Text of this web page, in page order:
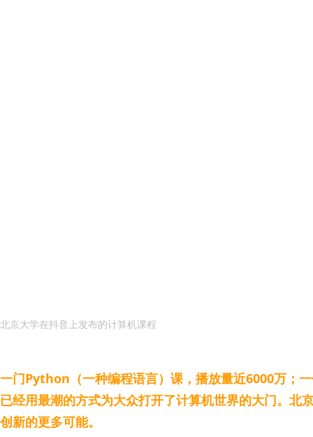
北京大学在抖音上发布的计算机课程
一门Python（一种编程语言）课，播放量近6000万；
已经用最潮的方式为大众打开了计算机世界的大门。北
创新的更多可能。